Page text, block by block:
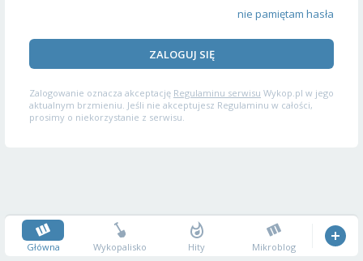
nie pamiętam hasła
ZALOGUJ SIĘ
Zalogowanie oznacza akceptację Regulaminu serwisu Wykop.pl w jego
aktualnym brzmieniu. Jeśli nie akceptujesz Regulaminu w całości,
prosimy o niekorzystanie z serwisu.
Główna Wykopalisko Hity Mikroblog